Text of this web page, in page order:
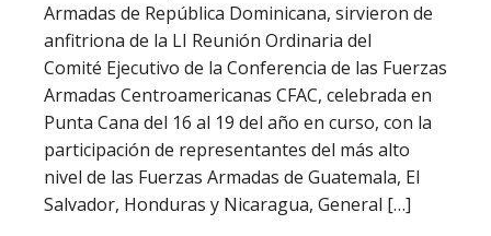
Armadas de República Dominicana, sirvieron de
anfitriona de la LI Reunión Ordinaria del
Comité Ejecutivo de la Conferencia de las Fuerzas
Armadas Centroamericanas CFAC, celebrada en
Punta Cana del 16 al 19 del año en curso, con la
participación de representantes del más alto
nivel de las Fuerzas Armadas de Guatemala, El
Salvador, Honduras y Nicaragua, General […]